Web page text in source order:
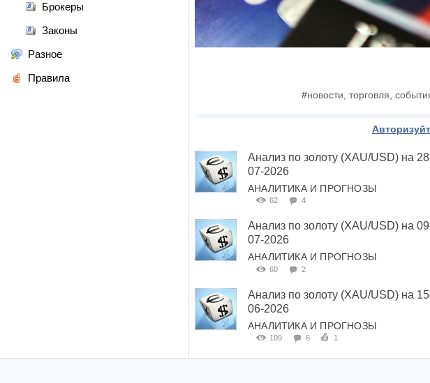
Брокеры
Законы
Разное
Правила
#новости торговля
Анализ по золоту (XAU/USD) на
07-2026
АНАЛИТИКА И ПРОГНОЗЫ
62 4
Анализ по золоту (XAU/USD) на
07-2026
АНАЛИТИКА И ПРОГНОЗЫ
60 2
Анализ по золоту (XAU/USD) на
06-2026
АНАЛИТИКА И ПРОГНОЗЫ
109 6 1